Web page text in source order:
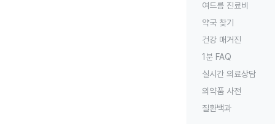
여드름 진료비
약국 찾기
건강 매거진
1분 FAQ
실시간 의료상담
의약품 사전
질환백과